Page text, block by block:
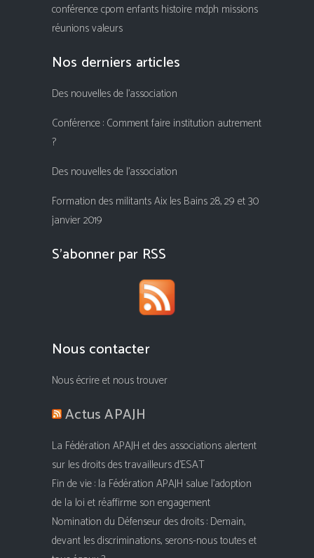
conférencecpom enfants histoire mdph missions
réunionsvaleurs
Nos derniers articles
Des nouvelles de l’association
Conférence : Comment faire institution autrement
?
Des nouvelles de l’association
Formation des militants Aix les Bains 28, 29 et 30
janvier 2019
S’abonner par RSS
Nous contacter
Nous écrire et nous trouver
Actus APAJH
La Fédération APAJH et des associations alertent
sur les droits des travailleurs d’ESAT
Fin de vie : la Fédération APAJH salue l’adoption
de la loi et réaffirme son engagement
Nomination du Défenseur des droits : Demain,
devant les discriminations, serons-nous toutes et